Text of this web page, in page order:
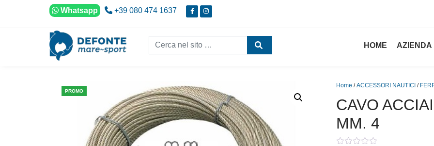
Vai al contenuto
Whatsapp +39 080 474 1637
Cerca nel sito...
HOME AZIENDA
PROMO
Home /ACCESSORI NAUTICI /
CAVO
MM. 4